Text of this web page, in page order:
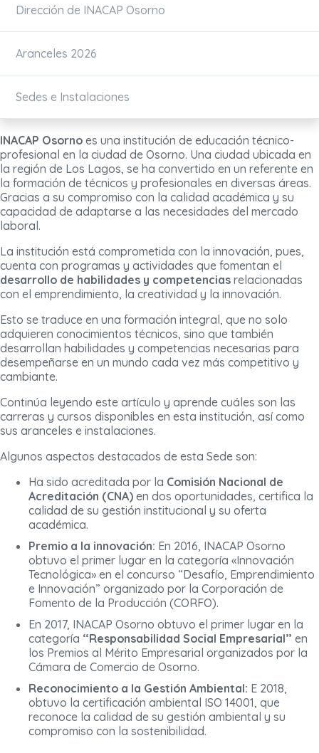
Dirección de INACAP Osorno
Aranceles 2026
Sedes e Instalaciones
INACAP Osorno es una institución de educación técnico-
profesional en la ciudad de Osorno. Una ciudad ubicada en
la región de Los Lagos, se ha convertido en un referente en
la formación de técnicos y profesionales en diversas áreas.
Gracias a su compromiso con la calidad académica y su
capacidad de adaptarse a las necesidades del mercado
laboral.
La institución está comprometida con la innovación, pues,
cuenta con programas y actividades que fomentan el
desarrollo de habilidades y competencias relacionadas
con el emprendimiento, la creatividad y la innovación.
Esto se traduce en una formación integral, que no solo
adquieren conocimientos técnicos, sino que también
desarrollan habilidades y competencias necesarias para
desempeñarse en un mundo cada vez más competitivo y
cambiante.
Continúa leyendo este artículo y aprende cuáles son las
carreras y cursos disponibles en esta institución, así como
sus aranceles e instalaciones.
Algunos aspectos destacados de esta Sede son:
Ha sido acreditada por la Comisión Nacional de
Acreditación (CNA) en dos oportunidades, certifica la
calidad de su gestión institucional y su oferta
académica.
Premio a la innovación: En 2016, INACAP Osorno
obtuvo el primer lugar en la categoría «Innovación
Tecnológica» en el concurso “Desafío, Emprendimiento
e Innovación” organizado por la Corporación de
Fomento de la Producción (CORFO).
En 2017, INACAP Osorno obtuvo el primer lugar en la
categoría “Responsabilidad Social Empresarial” en
los Premios al Mérito Empresarial organizados por la
Cámara de Comercio de Osorno.
Reconocimiento a la Gestión Ambiental: E 2018,
obtuvo la certificación ambiental ISO 14001, que
reconoce la calidad de su gestión ambiental y su
compromiso con la sostenibilidad.